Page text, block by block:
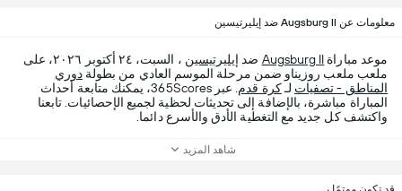
معلومات عن Augsburg II ضد إيليرتيسين
موعد مباراة Augsburg II ضد إيليرتيسين
، السبت، ٢٤ أكتوبر ٢٠٢٦، على
ملعب ملعب روزيناو ضمن مرحلة الموسم العادي من بطولةدوري
المناطق - تصفيات لـكرة قدم
. عبر 365Scores، يمكنك متابعة أحداث
المباراة مباشرة، بالإضافة إلى تحديثات لحظية لجميع الإحصائيات. تابعنا
واكتشف كل جديد مع التغطية الأدق والأسرع دائما.
شاهد المزيد